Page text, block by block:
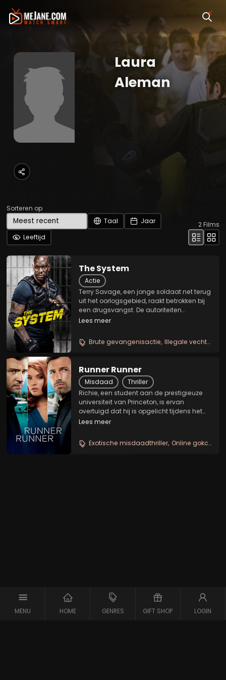
MENU HOME GENRES GIFT SHOP LOGIN
Laura
Aleman
Sorteren op
Taal
Jaar
Leeftijd
2Films
The System
Actie
Terry Savage, een jonge soldaat net terug
uit het oorlogsgebied, raakt betrokken bij
een drugsvangst. De autoriteiten
rekruteren hem daaropvolgend om te
gevangenis. Daar moet Terry
onderzoeken wat er...
Lees meer
Brute gevangenisactie Illegale vechtclub
Runner Runner
Misdaad
Thriller
Richie, een student aan de prestigieuze
universiteit van Princeton, is ervan
overtuigd dat hij is opgelicht tijdens het
online pokeren. Hij besluit om naar Costa
van een gokwebsite, te confronteren.
Richie...
Lees meer
Exotische misdaadthriller Online gokcomplot